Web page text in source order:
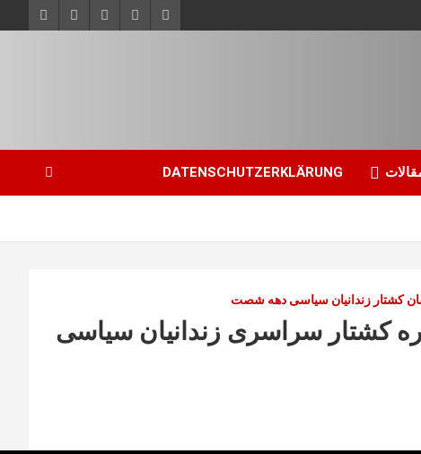
DATENSCHUTZERKLÄRUNG
کشتار زندانیان سیاسی دهه شصت
کشتار سراسری زندانیان سیاسی